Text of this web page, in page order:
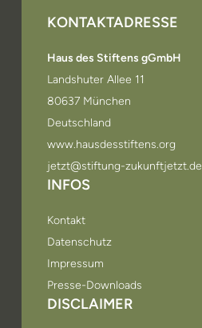
KONTAKTADRESSE
Haus des Stiftens gGmbH
Landshuter Allee 11
80637 München
Deutschland
www.hausdesstiftens.org
jetzt@stiftung-zukunftjetzt.de
INFOS
Kontakt
Datenschutz
Impressum
Presse-Downloads
DISCLAIMER